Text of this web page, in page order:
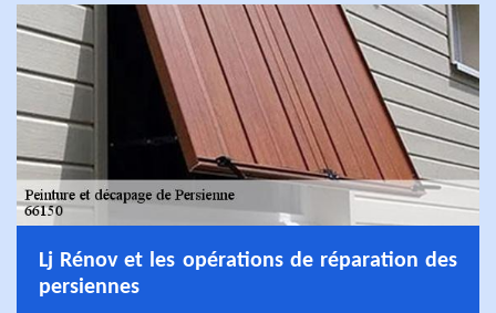
Lj Rénov et les opérations de réparation des
persiennes